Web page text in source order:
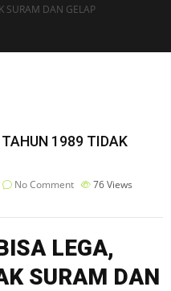
SURAM DAN GELAP
TAHUN 1989 TIDAK
No Comment 76Views
LEGA,
SURAM DAN